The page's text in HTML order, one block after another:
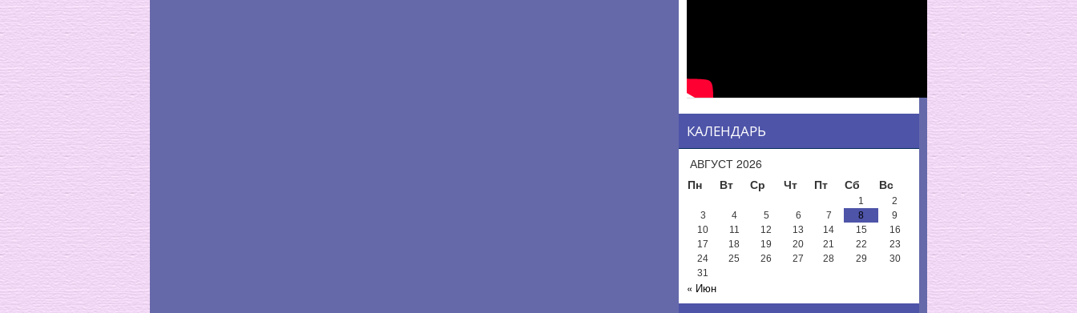
КАЛЕНДАРЬ
АВГУСТ 2026
Пн
Вт Ср Чт Пт Сб Вс
1
2
3
4 5 6 7 8
9
10
11 12 13 14 15
16
17
18 19 20 21 22
23
24
25 26 27 28 29
30
31
« Июн